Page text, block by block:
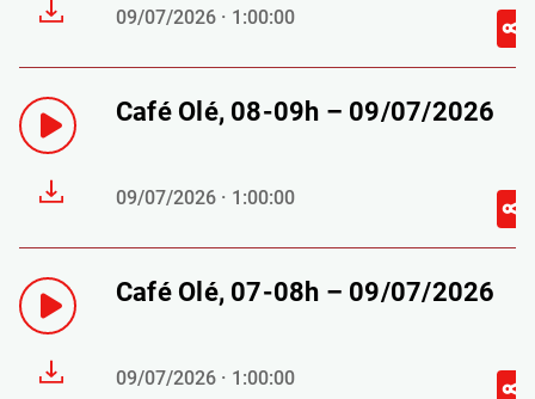
09/07/2026 · 1:00:00
Café Olé, 08-09h – 09/07/2026
09/07/2026 · 1:00:00
Café Olé, 07-08h – 09/07/2026
09/07/2026 · 1:00:00